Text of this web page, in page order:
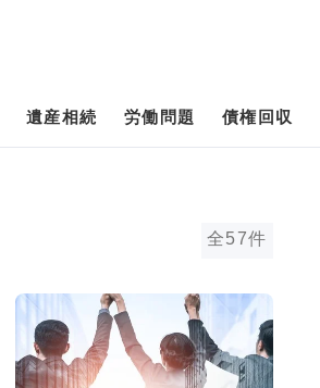
遺産相続 労働問題 債権回収
全57件